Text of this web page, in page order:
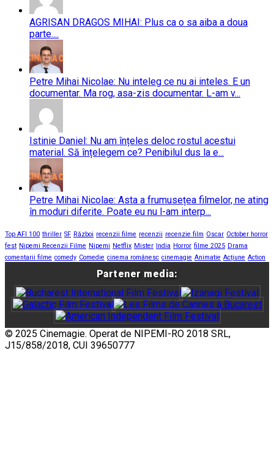
AGRISAN DRAGOS MIHAI: Plus ca o sa aiba a doua
parte....
Petre Mihai Nicolae: Nu inteleg ce nu ai inteles. E un
documentar. Ma rog, asa-zis documentar. L-am v...
Istinie Daniel: Nu am înțeles deloc rostul acestui
material. Să înțelegem ce? Penibilul dus la e...
Petre Mihai Nicolae: Asta a frumusețea filmelor, ne ating
în moduri diferite. Poate eu nu l-am interp...
Top AFI 100 thriller SF Război recenzii filme recenzii recenzie film Oscar October horror
fest Nipemi Recenzii Filme Nipemi Netflix Mister India Horror filme 2025 Drama
comentarii filme comedy Comedie cinema românesc cinemagie Animatie Acțiune Action
Partener media:
© 2025 Cinemagie. Operat de NIPEMI-RO 2018 SRL,
J15/858/2018, CUI 39650777